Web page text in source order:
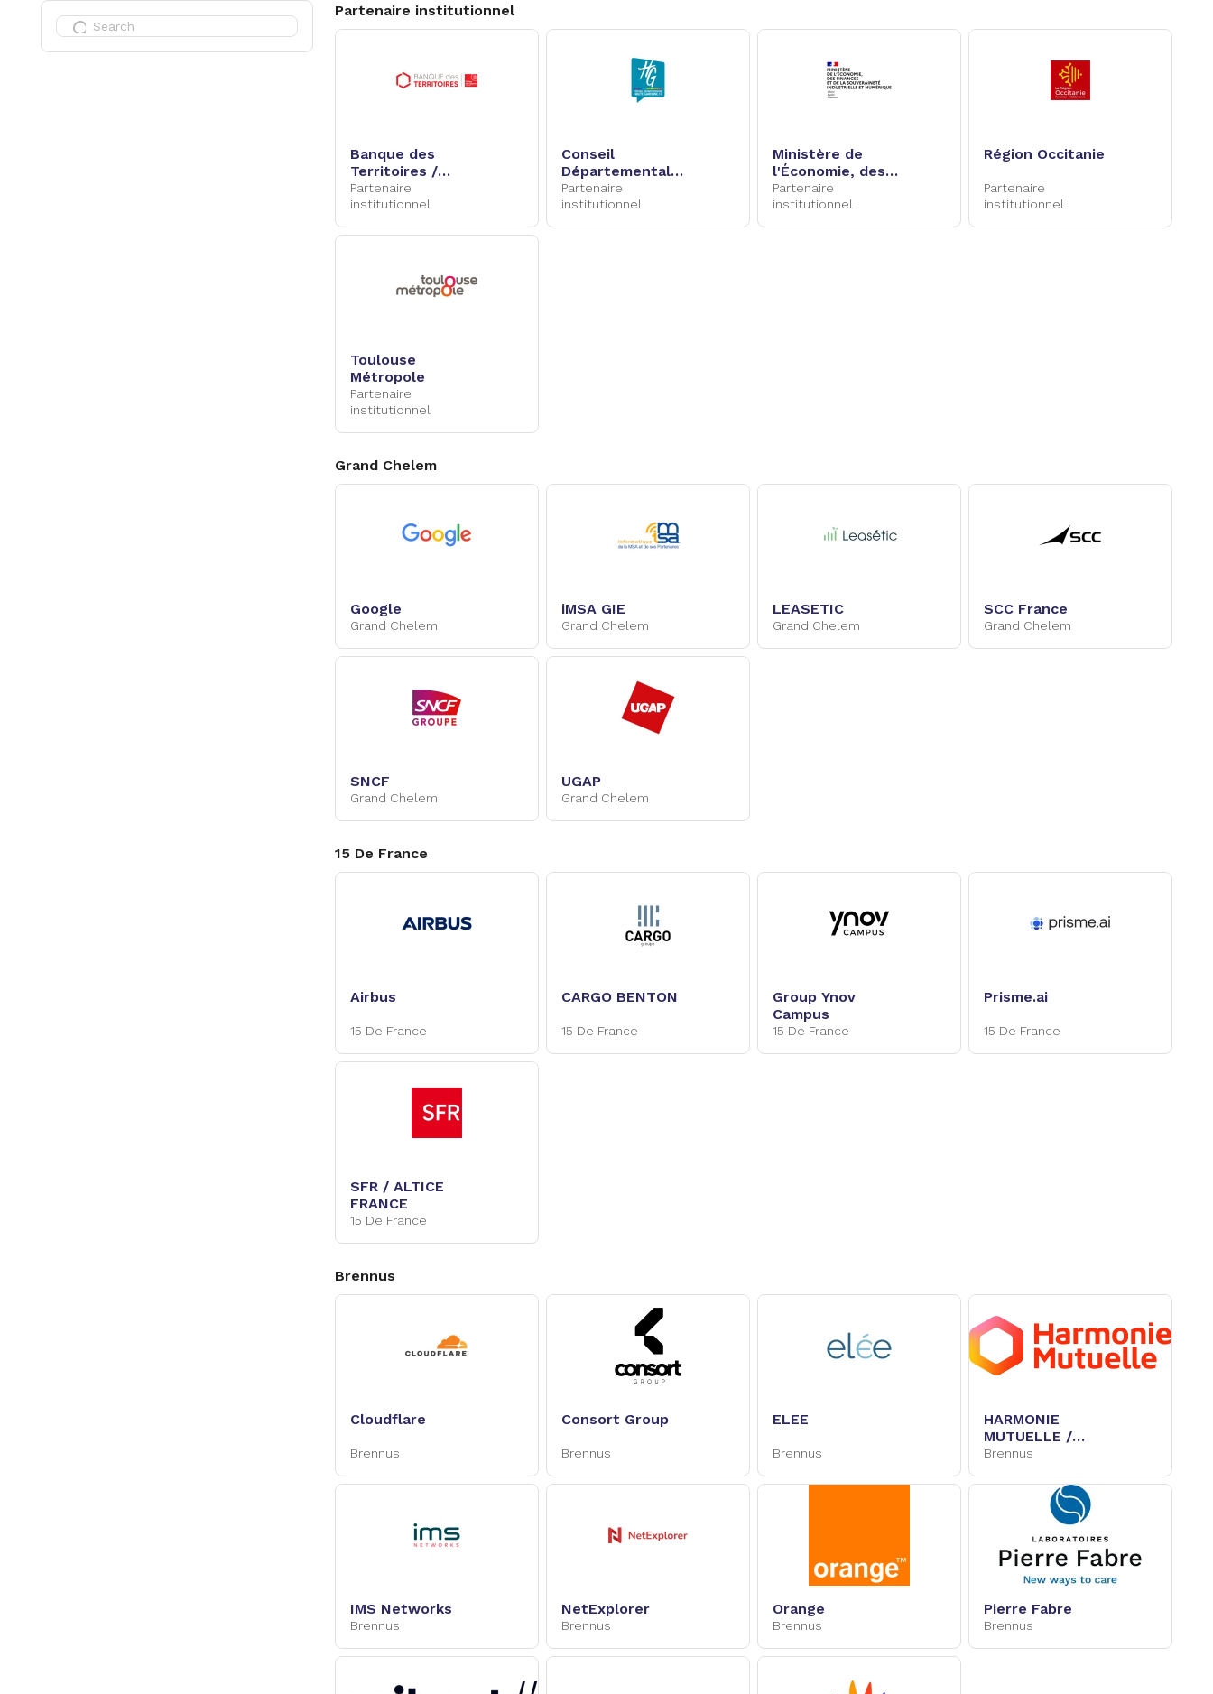
Partenaire institutionnel
Banque des
Territoires /
Caisse des
Dépôts
Partenaire
institutionnel
Conseil
Départemental
Haute-Garonne
Partenaire
institutionnel
Ministère de
l'Économie, des
Finances et de la
Souveraineté
industrielle et
Partenaire
institutionnel
Région Occitanie
Partenaire
institutionnel
Toulouse
Métropole
Partenaire
institutionnel
Grand Chelem
Google
Grand Chelem
iMSA GIE
Grand Chelem
LEASETIC
Grand Chelem
SCC France
Grand Chelem
SNCF
Grand Chelem
UGAP
Grand Chelem
15 De France
Airbus
15 De France
CARGO BENTON
15 De France
Group Ynov
Campus
15 De France
Prisme.ai
15 De France
SFR / ALTICE
FRANCE
15 De France
Brennus
Cloudflare
Brennus
Consort Group
Brennus
ELEE
Brennus
HARMONIE
MUTUELLE /
Groupe VYV
Brennus
IMS Networks
Brennus
NetExplorer
Brennus
Orange
Brennus
Pierre Fabre
Brennus